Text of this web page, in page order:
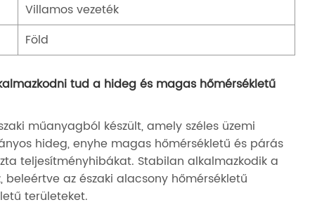
Villamos vezeték
Föld
tud a hideg és magas hőmérsékletű
műanyagból készült, amely széles üzemi
hideg, enyhe magas hőmérsékletű és párás
teljesítményhibákat. Stabilan alkalmazkodik a
az északi alacsony hőmérsékletű
területeket.